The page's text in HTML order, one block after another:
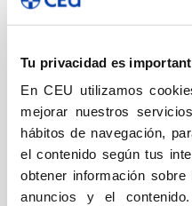
Tu privacidad es
En CEU utilizamos
mejorar nuestros
hábitos de navegación,
el contenido según tus
obtener información
anuncios y el
Historia de la ACdP (2010)
Tesis ACdP (2020-2022)
Ver más
Ángel Ayala